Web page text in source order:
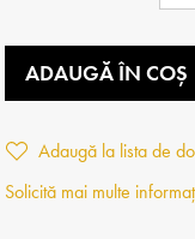
ADAUGĂ ÎN COȘ
Adaugă la lista de
Solicită mai multe